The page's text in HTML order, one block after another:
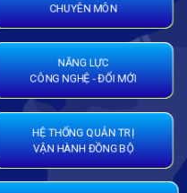
CHUYÊN MÔN
NĂNG LỰC
CÔNG NGHỆ - ĐỔI MỚI
HỆ THỐNG QUẢN TRỊ
VẬN HÀNH ĐỒNG BỘ